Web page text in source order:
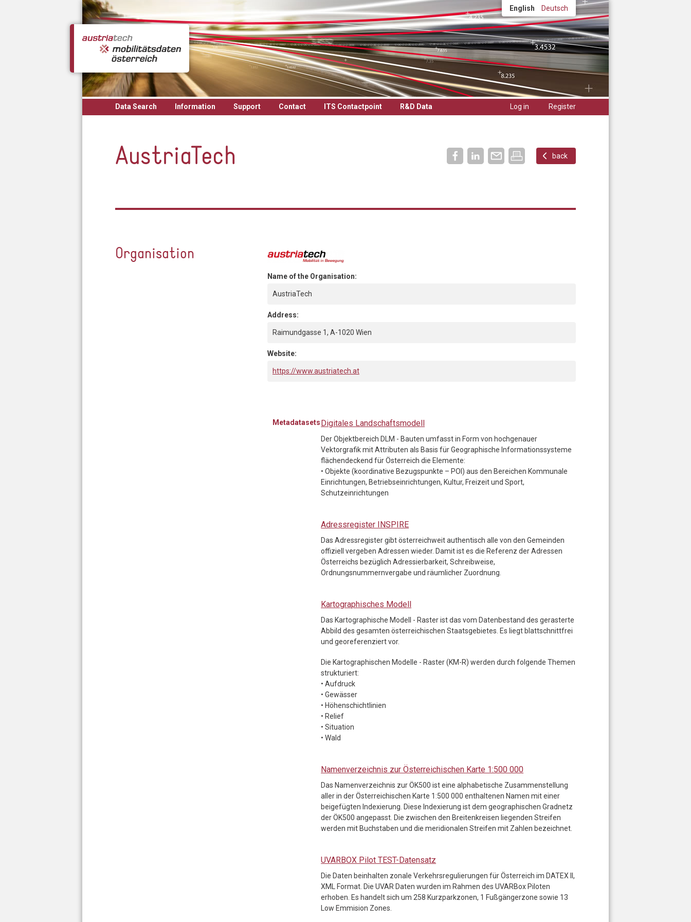
English Deutsch
Data Search Information Support Contact ITS Contactpoint R&D Data Log in Register
AustriaTech back
Organisation
Name of the Organisation:
AustriaTech
Address:
Raimundgasse 1, A-1020 Wien
Website:
https://www.austriatech.at
MetadatasetsDigitales Landschaftsmodell
Der Objektbereich DLM - Bauten umfasst in Form von hochgenauer
Vektorgrafik mit Attributen als Basis für Geographische Informationssysteme
flächendeckend für Österreich die Elemente:
• Objekte (koordinative Bezugspunkte – POI) aus den Bereichen Kommunale
Einrichtungen, Betriebseinrichtungen, Kultur, Freizeit und Sport,
Schutzeinrichtungen
Adressregister INSPIRE
Das Adressregister gibt österreichweit authentisch alle von den Gemeinden
offiziell vergeben Adressen wieder. Damit ist es die Referenz der Adressen
Österreichs bezüglich Adressierbarkeit, Schreibweise,
Ordnungsnummernvergabe und räumlicher Zuordnung.
Kartographisches Modell
Das Kartographische Modell - Raster ist das vom Datenbestand des gerasterte
Abbild des gesamten österreichischen Staatsgebietes. Es liegt blattschnittfrei
und georeferenziert vor.
Die Kartographischen Modelle - Raster (KM-R) werden durch folgende Themen
strukturiert:
• Aufdruck
• Gewässer
• Höhenschichtlinien
• Relief
• Situation
• Wald
Namenverzeichnis zur Österreichischen Karte 1:500 000
Das Namenverzeichnis zur ÖK500 ist eine alphabetische Zusammenstellung
aller in der Österreichischen Karte 1:500 000 enthaltenen Namen mit einer
beigefügten Indexierung. Diese Indexierung ist dem geographischen Gradnetz
der ÖK500 angepasst. Die zwischen den Breitenkreisen liegenden Streifen
werden mit Buchstaben und die meridionalen Streifen mit Zahlen bezeichnet.
UVARBOX Pilot TEST-Datensatz
Die Daten beinhalten zonale Verkehrsregulierungen für Österreich im DATEX II,
XML Format. Die UVAR Daten wurden im Rahmen des UVARBox Piloten
erhoben. Es handelt sich um 258 Kurzparkzonen, 1 Fußgängerzone sowie 13
Low Emmision Zones.